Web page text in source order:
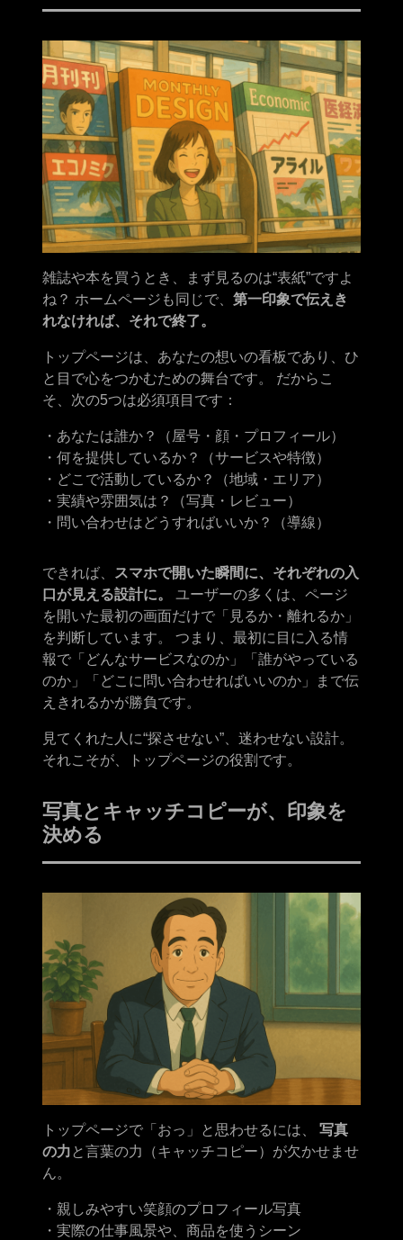
雑誌や本を買うとき、まず見るのは“表紙”ですよ
ね？ ホームページも同じで、 第一印象で伝えき
れなければ、それで終了。
トップページは、あなたの想いの看板であり、ひ
と目で心をつかむための舞台です。 だからこ
そ、次の5つは必須項目です：
・あなたは誰か？（屋号・顔・プロフィール）
・何を提供しているか？（サービスや特徴）
・どこで活動しているか？（地域・エリア）
・実績や雰囲気は？（写真・レビュー）
・問い合わせはどうすればいいか？（導線）
できれば、
スマホで開いた瞬間に、それぞれの入
口が見える設計に。
ユーザーの多くは、ページ
を開いた最初の画面だけで「見るか・離れるか」
を判断しています。 つまり、最初に目に入る情
報で「どんなサービスなのか」「誰がやっている
のか」「どこに問い合わせればいいのか」まで伝
えきれるかが勝負です。
見てくれた人に“探させない”、迷わせない設計。
それこそが、トップページの役割です。
写真とキャッチコピーが、印象を
決める
トップページで「おっ」と思わせるには、 写真
の力と言葉の力（キャッチコピー）が欠かせませ
ん。
・親しみやすい笑顔のプロフィール写真
・実際の仕事風景や、商品を使うシーン